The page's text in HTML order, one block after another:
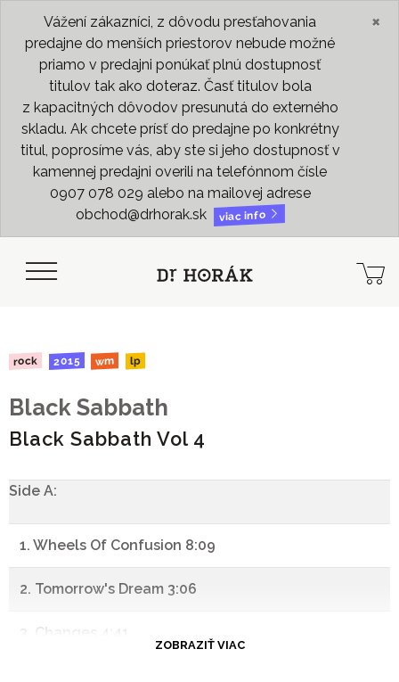
Vážení zákazníci, z dôvodu presťahovania
predajne do menších priestorov nebude možné
priamo v predajni ponúkať plnú dostupnosť
titulov tak ako doteraz. Časť titulov bola
z kapacitných dôvodov presunutá do externého
skladu. Ak chcete prísť do predajne po konkrétny
titul, poprosíme vás, aby ste si jeho dostupnosť v
kamennej predajni overili na telefónnom čísle
0907 078 029 alebo na mailovej adrese
obchod@drhorak.sk
viac info
×
rock 2015 wm lp
Black Sabbath
Black Sabbath Vol 4
Side A:
1. Wheels Of Confusion 8:09
2. Tomorrow's Dream 3:06
3. Changes 4:41
ZOBRAZIŤ VIAC